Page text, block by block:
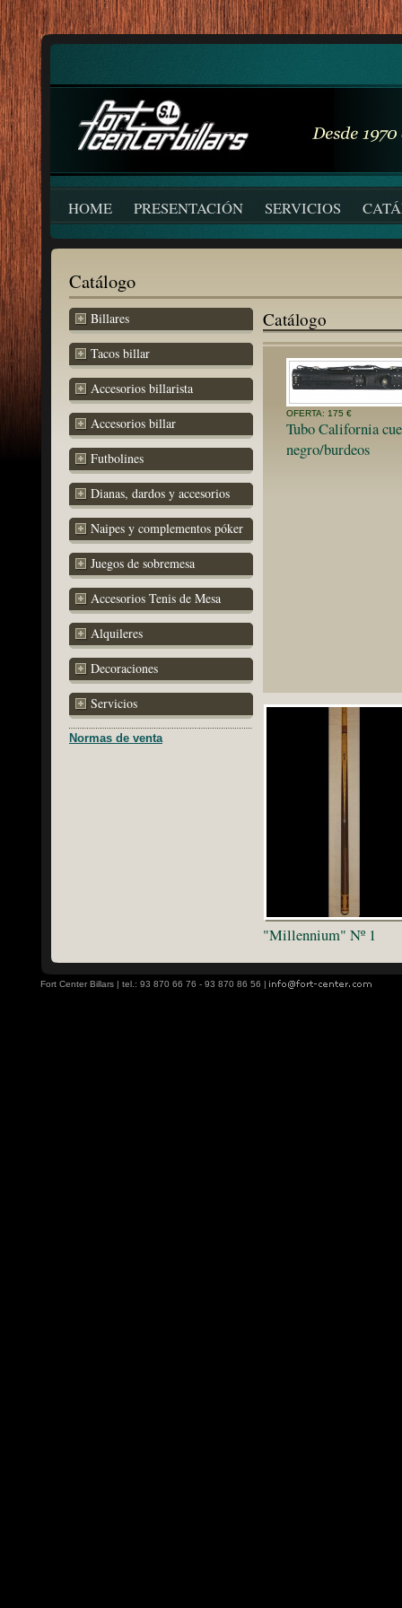
HOME PRESENTACIÓN SERVICIOS
Catálogo
Billares
Tacos billar
Accesorios billarista
Accesorios billar
Futbolines
Dianas, dardos y accesorios
Naipes y complementos póker
Juegos de sobremesa
Accesorios Tenis de Mesa
Alquileres
Decoraciones
Servicios
Normas de venta
Catálogo
OFERTA: 175 €
Tubo California
negro/burdeos
"Millennium" Nº 1
Fort Center Billars | tel.: 93 870 66 76 - 93 870 86 56 |